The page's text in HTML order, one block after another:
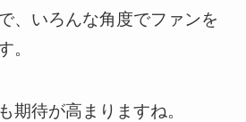
、いろんな角度でファンを
。
期待が高まりますね。